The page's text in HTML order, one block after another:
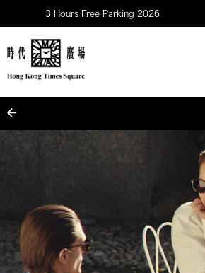
3 Hours Free Parking 2026